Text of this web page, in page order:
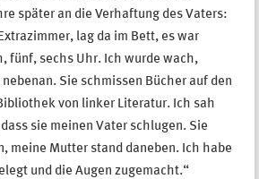
später an die Verhaftung des Vaters:
lag da im Bett, es war
fünf, sechs Uhr. Ich wurde wach,
Sie schmissen Bücher auf den
von linker Literatur. Ich sah
sie meinen Vater schlugen. Sie
meine Mutter stand daneben. Ich habe
und die Augen zugemacht.“